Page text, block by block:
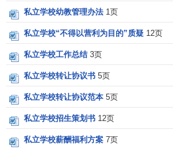
的，依照教育法和其他有关教育法律执
来看，《中华人民共和国民办教育促
学校设置暂行规定》更为规范。但是
定来看，民办学校与私立学校称谓在
别。
我国现阶段的私立学校
历史上，我国私学是比较发达的。
私立学校幼教管理办法 1页
私立学校“不得以营利为目的”质疑 12页
私立学校工作总结 3页
私立学校转让协议书 5页
私立学校转让协议范本 5页
私立学校招生策划书 12页
私立学校薪酬福利方案 7页